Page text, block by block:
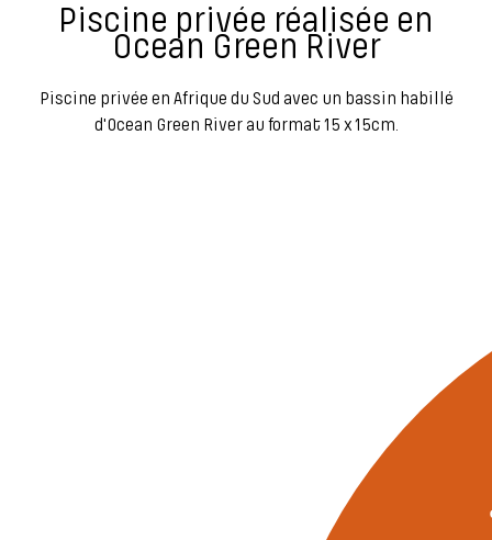
Piscine privée réalisée en
Ocean Green River
Piscine privée en Afrique du Sud avec un bassin habillé
d'Ocean Green River au format 15 x 15cm.